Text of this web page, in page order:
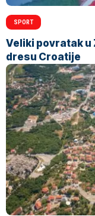
SPORT
Veliki povratak u
dresu Croatije